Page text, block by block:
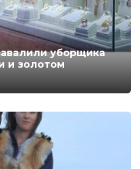
уборщика
и золотом